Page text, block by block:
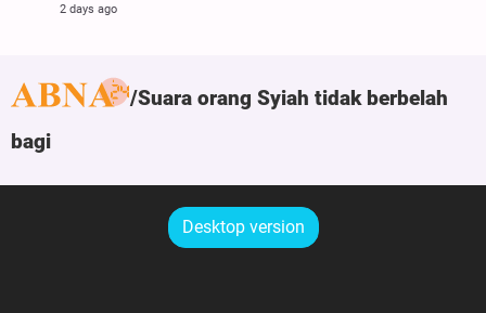
2 days ago
Suara orang Syiah tidak berbelah
bagi
Desktop version